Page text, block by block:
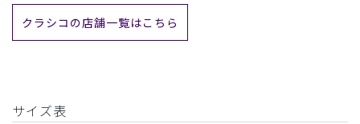
クラシコの店舗一覧はこちら
サイズ表